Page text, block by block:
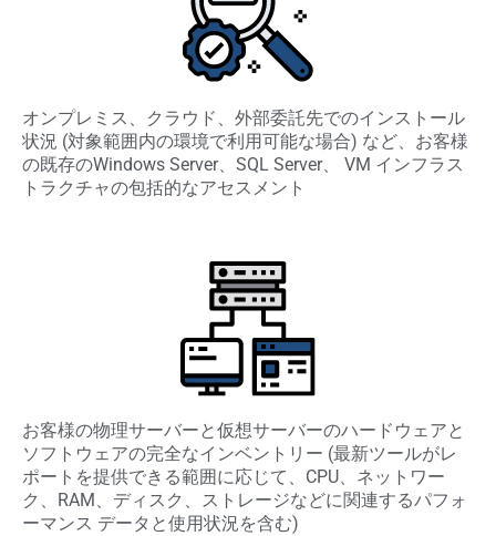
オンプレミス、クラウド、外部委託先でのインストール
状況 (対象範囲内の環境で利用可能な場合) など、お客様
の既存のWindows Server、SQL Server、 VM インフラス
トラクチャの包括的なアセスメント
お客様の物理サーバーと仮想サーバーのハードウェアと
ソフトウェアの完全なインベントリー (最新ツールがレ
ポートを提供できる範囲に応じて、CPU、ネットワー
ク、RAM、ディスク、ストレージなどに関連するパフォ
ーマンス データと使用状況を含む)